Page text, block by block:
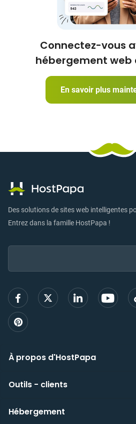
Connectez-vous
hébergement web
En savoir plus
Des solutions de sites web intelligentes
Entrez dans la famille HostPapa !
Email:
À propos d'HostPapa
Outils - clients
Hébergement